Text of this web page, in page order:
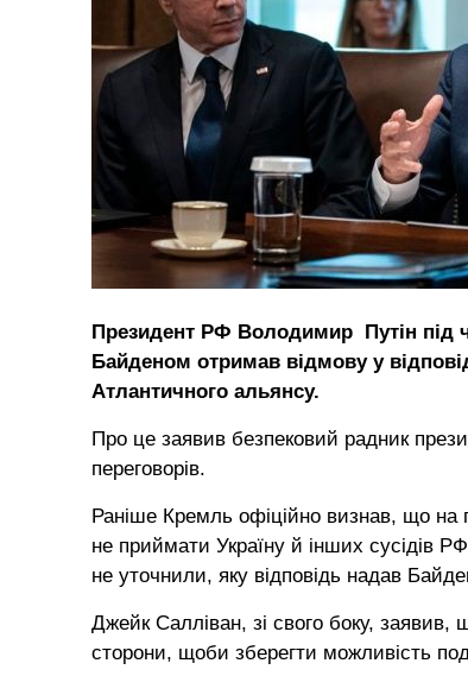
Президент РФ Володимир Путін під
Байденом отримав відмову у
Атлантичного альянсу.
Про це заявив безпековий радник
переговорів.
Раніше Кремль офіційно визнав, що на
не приймати Україну й інших сусідів
не уточнили, яку відповідь надав
Джейк Салліван, зі свого боку, заявив,
сторони, щоби зберегти можливість